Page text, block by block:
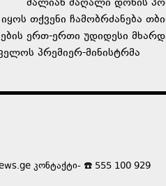
თქვენი ჩამობრძანება
ერთ-ერთი უდიდესი
პრემიერ-მინისტრმა
კონტაქტი- ☎️ 555 100 929